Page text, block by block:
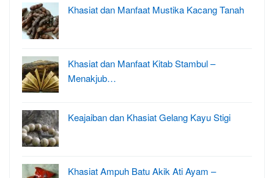
Khasiat dan Manfaat Mustika Kacang Tanah
Khasiat dan Manfaat Kitab Stambul –
Menakjub…
Keajaiban dan Khasiat Gelang Kayu Stigi
Khasiat Ampuh Batu Akik Ati Ayam –